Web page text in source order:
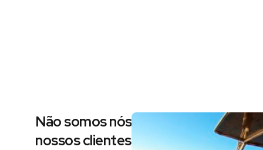
Não somos nós dizendo, são
nossos clientes